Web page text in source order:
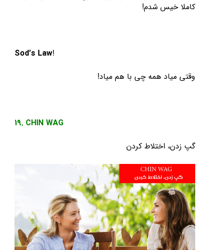
کاملا خیس شدم!
Sod’s Law!
وقتی میاد همه چی با هم میاد!
19. CHIN WAG
گپ زدن، اختلاط کردن